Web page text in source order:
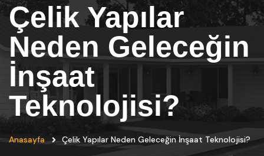
Çelik Yapılar
Neden Geleceğin
İnşaat
Teknolojisi?
Anasayfa Çelik Yapılar Neden Geleceğin İnşaat Teknolojisi?